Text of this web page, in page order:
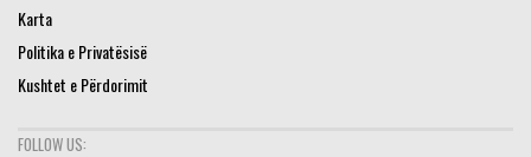
Karta
Politika e Privatësisë
Kushtet e Përdorimit
FOLLOW US: